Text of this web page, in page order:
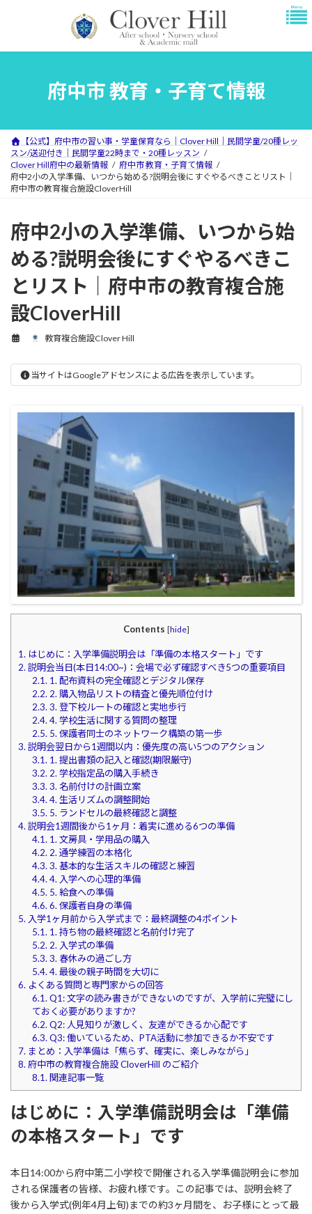
プ
動
府中市 教育・子育て情報
【公式】府中市の習い事・学童保育なら｜Clover Hill｜民間学童/20種レッ
スン/送迎付き｜民間学童22時まで・20種レッスン
Clover Hill府中の最新情報
府中市 教育・子育て情報
府中2小の入学準備、いつから始める?説明会後にすぐやるべきことリスト｜
府中市の教育複合施設CloverHill
府中2小の入学準備、いつから始
める?説明会後にすぐやるべきこ
とリスト｜府中市の教育複合施
設CloverHill
教育複合施設Clover Hill
当サイトはGoogleアドセンスによる広告を表示しています。
Contents [hide]
1. はじめに：入学準備説明会は「準備の本格スタート」です
2. 説明会当日(本日14:00~)：会場で必ず確認すべき5つの重要項目
2.1. 1. 配布資料の完全確認とデジタル保存
2.2. 2. 購入物品リストの精査と優先順位付け
2.3. 3. 登下校ルートの確認と実地歩行
2.4. 4. 学校生活に関する質問の整理
2.5. 5. 保護者同士のネットワーク構築の第一歩
3. 説明会翌日から1週間以内：優先度の高い5つのアクション
3.1. 1. 提出書類の記入と確認(期限厳守)
3.2. 2. 学校指定品の購入手続き
3.3. 3. 名前付けの計画立案
3.4. 4. 生活リズムの調整開始
3.5. 5. ランドセルの最終確認と調整
4. 説明会1週間後から1ヶ月：着実に進める6つの準備
4.1. 1. 文房具・学用品の購入
4.2. 2. 通学練習の本格化
4.3. 3. 基本的な生活スキルの確認と練習
4.4. 4. 入学への心理的準備
4.5. 5. 給食への準備
4.6. 6. 保護者自身の準備
5. 入学1ヶ月前から入学式まで：最終調整の4ポイント
5.1. 1. 持ち物の最終確認と名前付け完了
5.2. 2. 入学式の準備
5.3. 3. 春休みの過ごし方
5.4. 4. 最後の親子時間を大切に
6. よくある質問と専門家からの回答
6.1. Q1: 文字の読み書きができないのですが、入学前に完璧にし
ておく必要がありますか?
6.2. Q2: 人見知りが激しく、友達ができるか心配です
6.3. Q3: 働いているため、PTA活動に参加できるか不安です
7. まとめ：入学準備は「焦らず、確実に、楽しみながら」
8. 府中市の教育複合施設 CloverHill のご紹介
8.1. 関連記事一覧
はじめに：入学準備説明会は「準備
の本格スタート」です
本日14:00から府中第二小学校で開催される入学準備説明会に参加
される保護者の皆様、お疲れ様です。この記事では、説明会終了
後から入学式(例年4月上旬)までの約3ヶ月間を、お子様にとって最